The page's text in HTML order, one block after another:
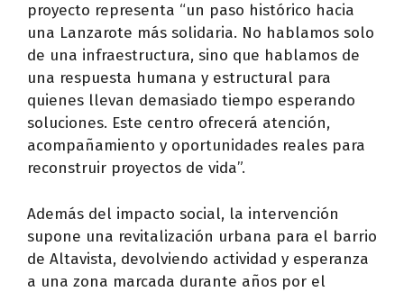
proyecto representa “un paso histórico hacia
una Lanzarote más solidaria. No hablamos solo
de una infraestructura, sino que hablamos de
una respuesta humana y estructural para
quienes llevan demasiado tiempo esperando
soluciones. Este centro ofrecerá atención,
acompañamiento y oportunidades reales para
reconstruir proyectos de vida”.
Además del impacto social, la intervención
supone una revitalización urbana para el barrio
de Altavista, devolviendo actividad y esperanza
a una zona marcada durante años por el